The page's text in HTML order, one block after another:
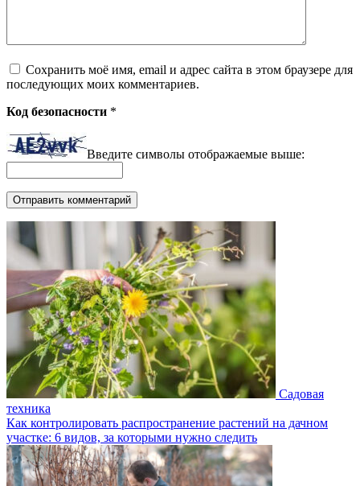
Сохранить моё имя, email и адрес сайта в этом браузере для
последующих моих комментариев.
Код безопасности *
Введите символы отображаемые выше:
Садовая
техника
Как контролировать распространение растений на дачном
участке: 6 видов, за которыми нужно следить